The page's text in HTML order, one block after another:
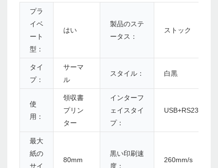
プラ
イベ
ート
型：
はい
製品のステ
ータス：
ストック
タイ
プ：
サーマ
ル
スタイル： 白黒
使
用：
領収書
プリン
ター
インターフ
ェイスタイ
プ：
最大
紙の
サイ
80mm
黒い印刷速
度：
260mm/s